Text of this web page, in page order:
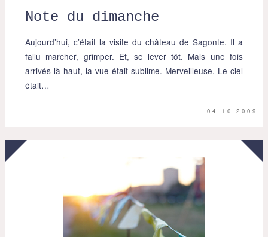
Note du dimanche
Aujourd’hui, c’était la visite du château de Sagonte. Il a
fallu marcher, grimper. Et, se lever tôt. Mais une fois
arrivés là-haut, la vue était sublime. Merveilleuse. Le ciel
était…
04.10.2009